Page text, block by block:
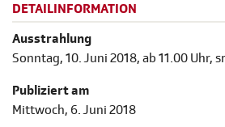
DETAILINFORMATION
Ausstrahlung
Sonntag, 10. Juni 2018, ab 11.00 Uhr,
Publiziert am
Mittwoch, 6. Juni 2018